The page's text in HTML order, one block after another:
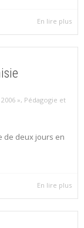
En lire plus
», Pédagogie et
de deux jours en
En lire plus